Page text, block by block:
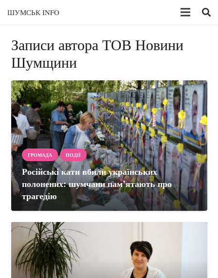
ШУМСЬК INFO
Записи автора ТОВ Новини
Шумщини
ГРОМАДА ПОДІЇ
Російські кати вбили українських
полонених: шумчани пам’ятають про
трагедію